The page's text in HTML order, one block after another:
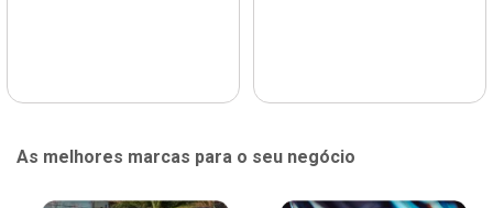
As melhores marcas para o seu negócio